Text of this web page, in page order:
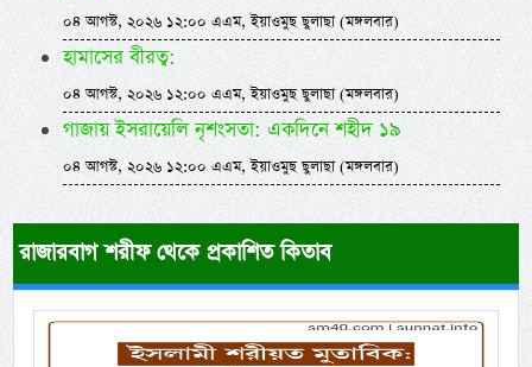
০৪ আগস্ট, ২০২৬ ১২:০০ এএম, ইয়াওমুছ ছুলাছা (মঙ্গলবার)
হামাসের বীরত্ব:
০৪ আগস্ট, ২০২৬ ১২:০০ এএম, ইয়াওমুছ ছুলাছা (মঙ্গলবার)
গাজায় ইসরায়েলি নৃশংসতা: একদিনে শহীদ ১৯
০৪ আগস্ট, ২০২৬ ১২:০০ এএম, ইয়াওমুছ ছুলাছা (মঙ্গলবার)
রাজারবাগ শরীফ থেকে প্রকাশিত কিতাব